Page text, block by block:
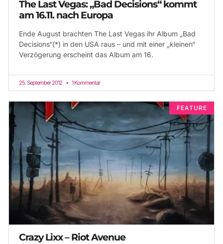
The Last Vegas: „Bad Decisions“ kommt
am 16.11. nach Europa
Ende August brachten The Last Vegas ihr Album „Bad
Decisions“(*) in den USA raus – und mit einer „kleinen“
Verzögerung erscheint das Album am 16.
25. September 2012 1 Kommentar
FEATURE
Crazy Lixx – Riot Avenue